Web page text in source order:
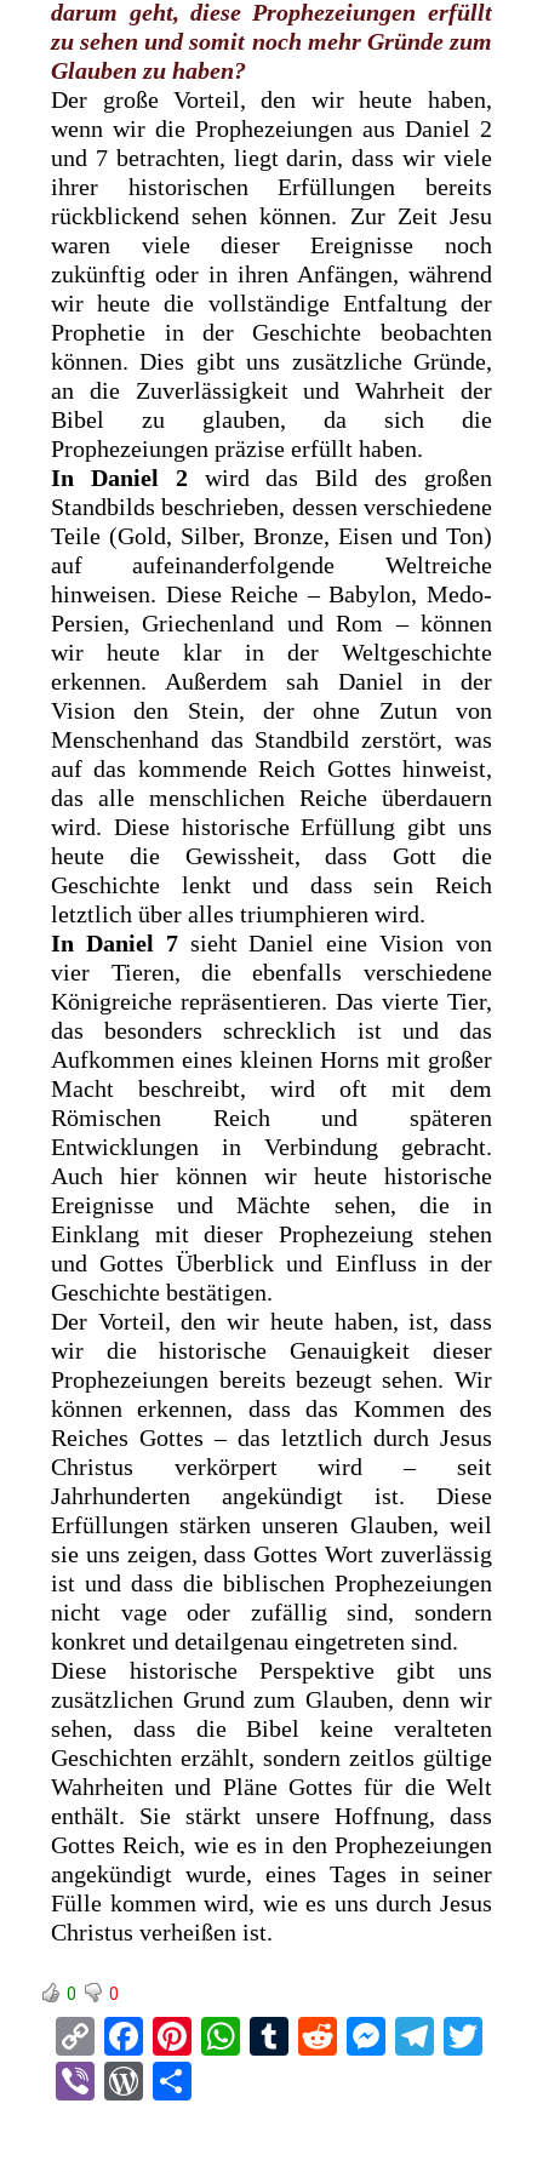
darum geht, diese Prophezeiungen erfüllt
zu sehen und somit noch mehr Gründe zum
Glauben zu haben?
Der große Vorteil, den wir heute haben,
wenn wir die Prophezeiungen aus Daniel 2
und 7 betrachten, liegt darin, dass wir viele
ihrer historischen Erfüllungen bereits
rückblickend sehen können. Zur Zeit Jesu
waren viele dieser Ereignisse noch
zukünftig oder in ihren Anfängen, während
wir heute die vollständige Entfaltung der
Prophetie in der Geschichte beobachten
können. Dies gibt uns zusätzliche Gründe,
an die Zuverlässigkeit und Wahrheit der
Bibel zu glauben, da sich die
Prophezeiungen präzise erfüllt haben.
In Daniel 2wird das Bild des großen
Standbilds beschrieben, dessen verschiedene
Teile (Gold, Silber, Bronze, Eisen und Ton)
auf aufeinanderfolgende Weltreiche
hinweisen. Diese Reiche – Babylon, Medo-
Persien, Griechenland und Rom – können
wir heute klar in der Weltgeschichte
erkennen. Außerdem sah Daniel in der
Vision den Stein, der ohne Zutun von
Menschenhand das Standbild zerstört, was
auf das kommende Reich Gottes hinweist,
das alle menschlichen Reiche überdauern
wird. Diese historische Erfüllung gibt uns
heute die Gewissheit, dass Gott die
Geschichte lenkt und dass sein Reich
letztlich über alles triumphieren wird.
In Daniel 7sieht Daniel eine Vision von
vier Tieren, die ebenfalls verschiedene
Königreiche repräsentieren. Das vierte Tier,
das besonders schrecklich ist und das
Aufkommen eines kleinen Horns mit großer
Macht beschreibt, wird oft mit dem
Römischen Reich und späteren
Entwicklungen in Verbindung gebracht.
Auch hier können wir heute historische
Ereignisse und Mächte sehen, die in
Einklang mit dieser Prophezeiung stehen
und Gottes Überblick und Einfluss in der
Geschichte bestätigen.
Der Vorteil, den wir heute haben, ist, dass
wir die historische Genauigkeit dieser
Prophezeiungen bereits bezeugt sehen. Wir
können erkennen, dass das Kommen des
Reiches Gottes – das letztlich durch Jesus
Christus verkörpert wird – seit
Jahrhunderten angekündigt ist. Diese
Erfüllungen stärken unseren Glauben, weil
sie uns zeigen, dass Gottes Wort zuverlässig
ist und dass die biblischen Prophezeiungen
nicht vage oder zufällig sind, sondern
konkret und detailgenau eingetreten sind.
Diese historische Perspektive gibt uns
zusätzlichen Grund zum Glauben, denn wir
sehen, dass die Bibel keine veralteten
Geschichten erzählt, sondern zeitlos gültige
Wahrheiten und Pläne Gottes für die Welt
enthält. Sie stärkt unsere Hoffnung, dass
Gottes Reich, wie es in den Prophezeiungen
angekündigt wurde, eines Tages in seiner
Fülle kommen wird, wie es uns durch Jesus
Christus verheißen ist.
0 0
C
o
py
F
a
ce
Pi W T
R
M T
Vi W